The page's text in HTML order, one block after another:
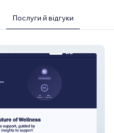
Послуги й відгуки